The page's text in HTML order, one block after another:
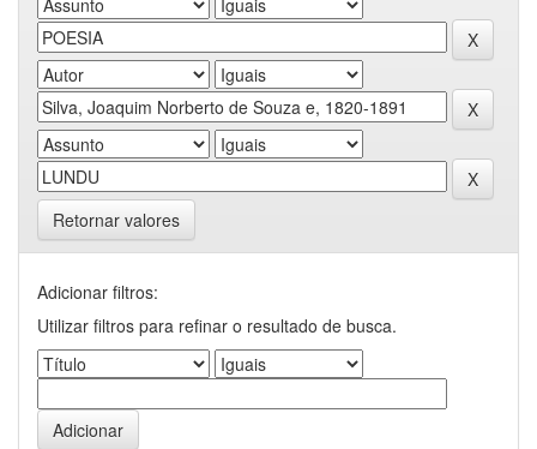
Retornar valores
Adicionar filtros:
Utilizar filtros para refinar o resultado de busca.